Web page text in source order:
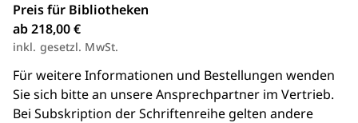
Preis für Bibliotheken
ab 218,00 €
inkl. gesetzl. MwSt.
Für weitere Informationen und Bestellungen wenden
Sie sich bitte an unsere Ansprechpartner im Vertrieb.
Bei Subskription der Schriftenreihe gelten andere